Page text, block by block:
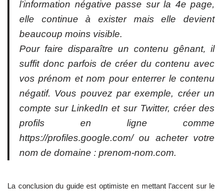
l’information négative passe sur la 4e page,
elle continue à exister mais elle devient
beaucoup moins visible.
Pour faire disparaître un contenu gênant, il
suffit donc parfois de créer du contenu avec
vos prénom et nom pour enterrer le contenu
négatif. Vous pouvez par exemple, créer un
compte sur LinkedIn et sur Twitter, créer des
profils en ligne comme
https://profiles.google.com/ ou acheter votre
nom de domaine : prenom-nom.com.
La conclusion du guide est optimiste en mettant l’accent sur le